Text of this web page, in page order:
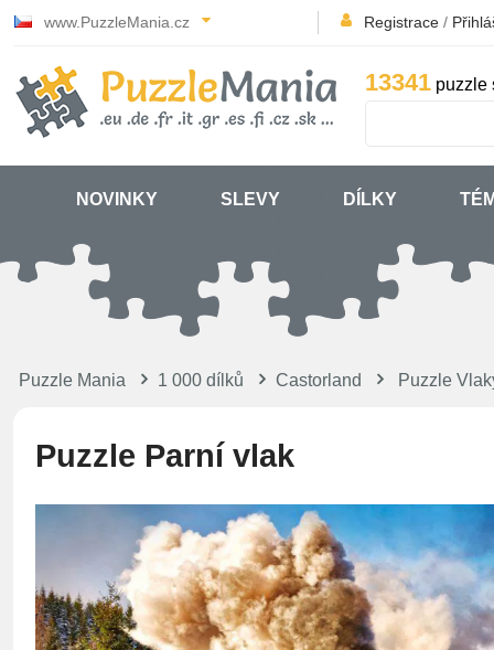
www.PuzzleMania.cz Registrace /
13341 puzzle
NOVINKY SLEVY DÍLKY
Puzzle Mania 1 000 dílků Castorland Puzzle
Puzzle Parní vlak